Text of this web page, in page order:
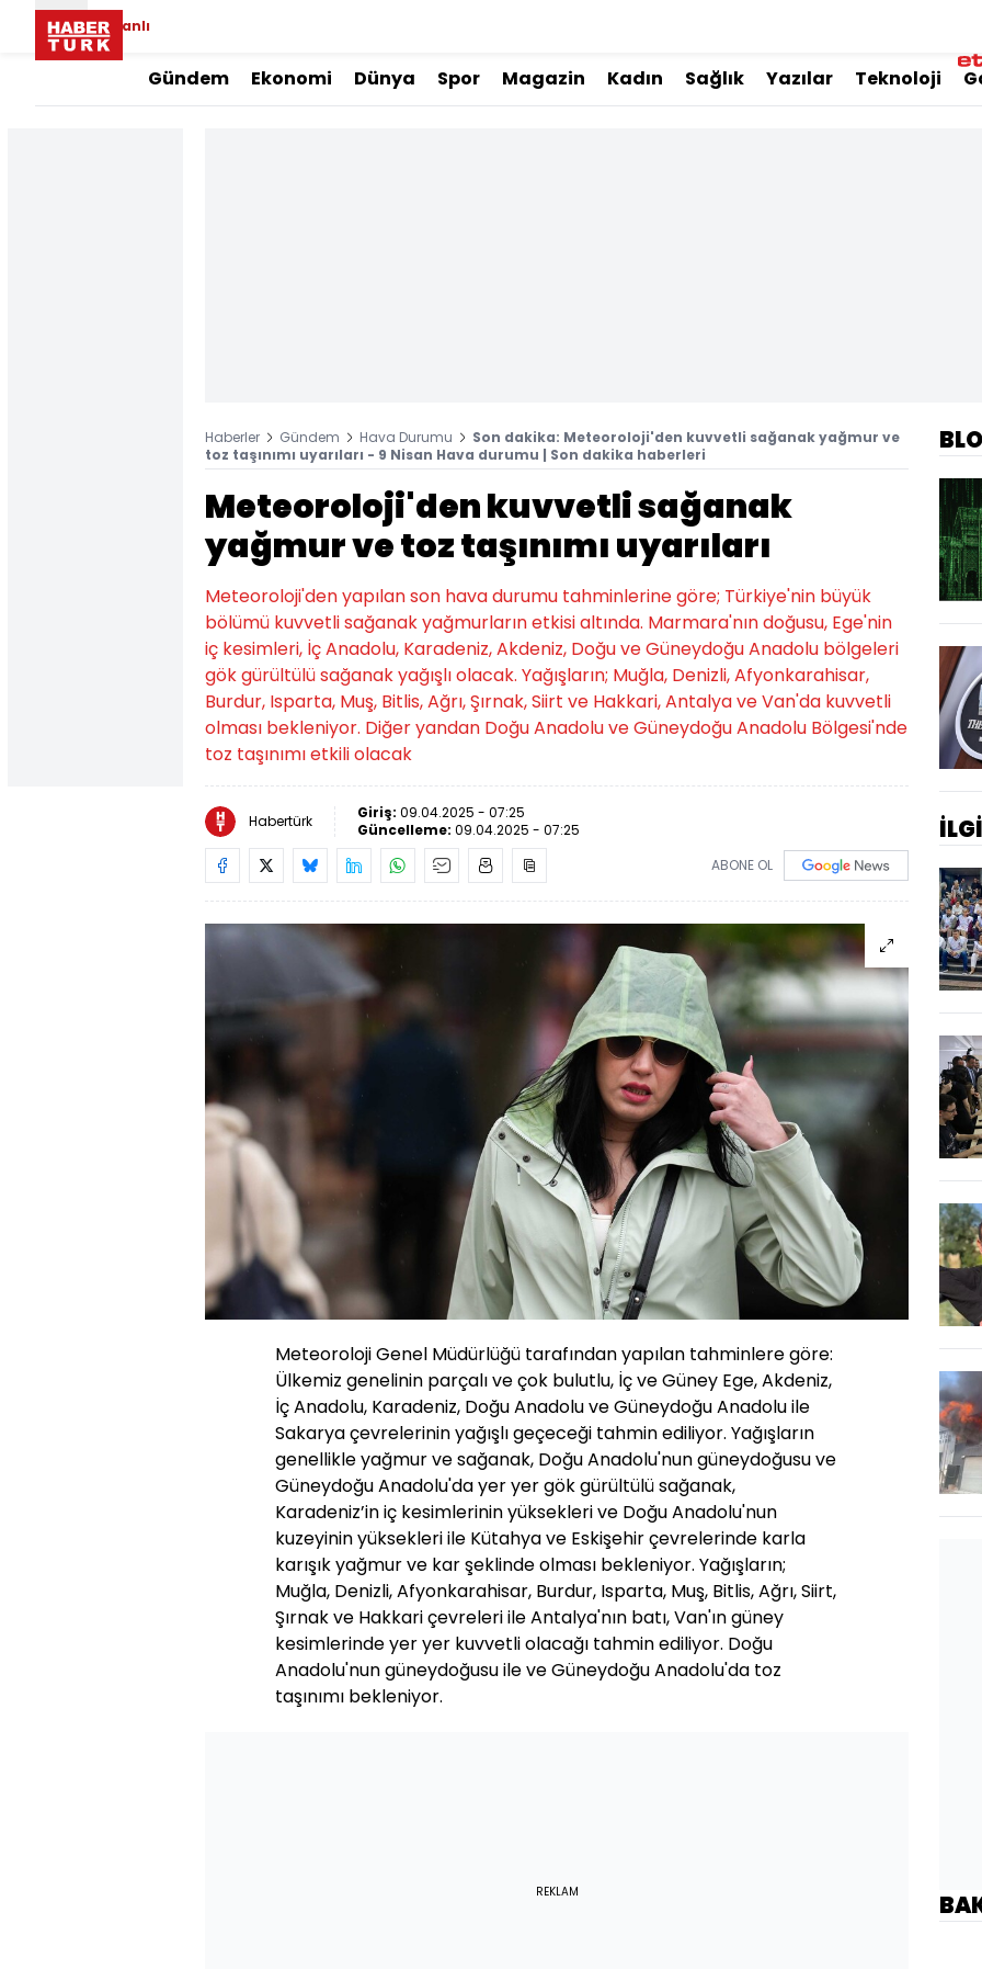
Canlı
Gündem Ekonomi Dünya Spor Magazin Kadın Sağlık Yazılar Teknoloji
Haberler Gündem Hava Durumu
Son dakika: Meteoroloji'den kuvvetli sağanak yağmur ve
toz taşınımı uyarıları - 9 Nisan Hava durumu | Son dakika haberleri
Meteoroloji'den kuvvetli sağanak
yağmur ve toz taşınımı uyarıları
Meteoroloji'den yapılan son hava durumu tahminlerine göre; Türkiye'nin büyük
bölümü kuvvetli sağanak yağmurların etkisi altında. Marmara'nın doğusu, Ege'nin
iç kesimleri, İç Anadolu, Karadeniz, Akdeniz, Doğu ve Güneydoğu Anadolu bölgeleri
gök gürültülü sağanak yağışlı olacak. Yağışların; Muğla, Denizli, Afyonkarahisar,
Burdur, Isparta, Muş, Bitlis, Ağrı, Şırnak, Siirt ve Hakkari, Antalya ve Van'da kuvvetli
olması bekleniyor. Diğer yandan Doğu Anadolu ve Güneydoğu Anadolu Bölgesi'nde
toz taşınımı etkili olacak
Habertürk Giriş: 09.04.2025 - 07:25
Güncelleme: 09.04.2025 - 07:25
ABONE OL
Meteoroloji Genel Müdürlüğü tarafından yapılan tahminlere göre:
Ülkemiz genelinin parçalı ve çok bulutlu, İç ve Güney Ege, Akdeniz,
İç Anadolu, Karadeniz, Doğu Anadolu ve Güneydoğu Anadolu ile
Sakarya çevrelerinin yağışlı geçeceği tahmin ediliyor. Yağışların
genellikle yağmur ve sağanak, Doğu Anadolu'nun güneydoğusu ve
Güneydoğu Anadolu'da yer yer gök gürültülü sağanak,
Karadeniz’in iç kesimlerinin yüksekleri ve Doğu Anadolu'nun
kuzeyinin yüksekleri ile Kütahya ve Eskişehir çevrelerinde karla
karışık yağmur ve kar şeklinde olması bekleniyor. Yağışların;
Muğla, Denizli, Afyonkarahisar, Burdur, Isparta, Muş, Bitlis, Ağrı, Siirt,
Şırnak ve Hakkari çevreleri ile Antalya'nın batı, Van'ın güney
kesimlerinde yer yer kuvvetli olacağı tahmin ediliyor. Doğu
Anadolu'nun güneydoğusu ile ve Güneydoğu Anadolu'da toz
taşınımı bekleniyor.
REKLAM